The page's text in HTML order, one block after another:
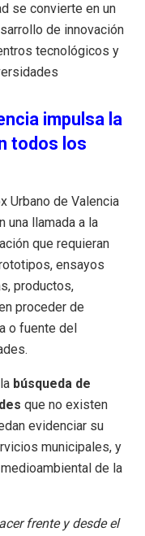
se convierte en un
de innovación
tecnológicos y
impulsa la
todos los
Urbano de Valencia
una llamada a la
que requieran
ensayos
productos,
proceder de
o fuente del
búsqueda de
que no existen
evidenciar su
municipales, y
de la
frente y desde el